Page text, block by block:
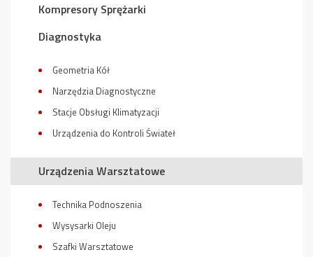
Kompresory Sprężarki
Diagnostyka
Geometria Kół
Narzędzia Diagnostyczne
Stacje Obsługi Klimatyzacji
Urządzenia do Kontroli Świateł
Urządzenia Warsztatowe
Technika Podnoszenia
Wysysarki Oleju
Szafki Warsztatowe